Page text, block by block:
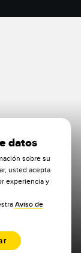
datos
sobre su
usted acepta
experiencia y
Aviso de